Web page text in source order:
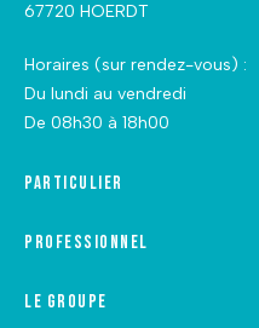
67720 HOERDT
Horaires (sur rendez-vous) :
Du lundi au vendredi
De 08h30 à 18h00
Particulier
Professionnel
Le groupe